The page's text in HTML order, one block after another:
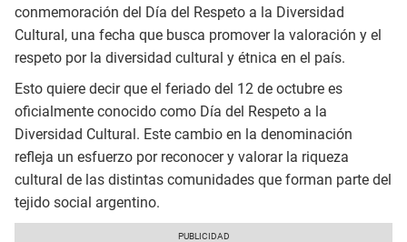
conmemoración del Día del Respeto a la Diversidad
Cultural, una fecha que busca promover la valoración y el
respeto por la diversidad cultural y étnica en el país.
Esto quiere decir que el feriado del 12 de octubre es
oficialmente conocido como Día del Respeto a la
Diversidad Cultural. Este cambio en la denominación
refleja un esfuerzo por reconocer y valorar la riqueza
cultural de las distintas comunidades que forman parte del
tejido social argentino.